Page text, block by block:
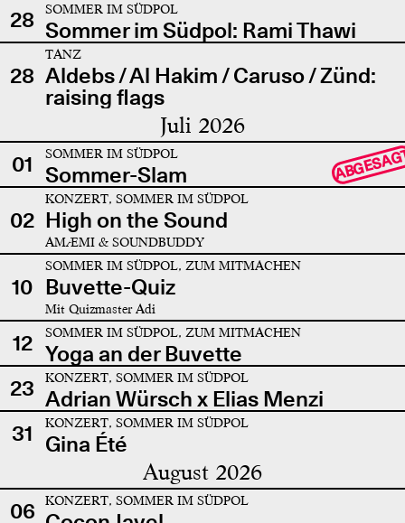
28
SOMMER IM SÜDPOL
Sommer im Südpol: Rami Thawi
28
TANZ
Aldebs / Al Hakim / Caruso / Zünd:
raising flags
Juli 2026
01 SOMMER IM SÜDPOL
Sommer-Slam
02
KONZERT, SOMMER IM SÜDPOL
High on the Sound
AMÆMI & SOUNDBUDDY
10
SOMMER IM SÜDPOL, ZUM MITMACHEN
Buvette-Quiz
Mit Quizmaster Adi
12 SOMMER IM SÜDPOL, ZUM MITMACHEN
Yoga an der Buvette
23
KONZERT, SOMMER IM SÜDPOL
Adrian Würsch x Elias Menzi
31
KONZERT, SOMMER IM SÜDPOL
Gina Été
August 2026
06 KONZERT, SOMMER IM SÜDPOL